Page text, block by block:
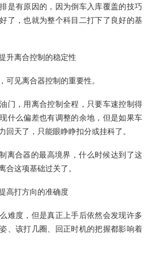
是有原因的，因为倒车入库覆盖的技巧
了，也就为整个科目二打下了良好的基
升离合控制的稳定性
可见离合器控制的重要性。
门，用离合控制全程，只要车速控制得
什么偏差也有调整的余地，但是如果车
回天了，只能眼睁睁扣分或挂科了。
离合器的最高境界，什么时候达到了这
合这项基础过关了。
高打方向的准确度
难度，但是真正上手后依然会发现许多
、该打几圈、回正时机的把握都影响着